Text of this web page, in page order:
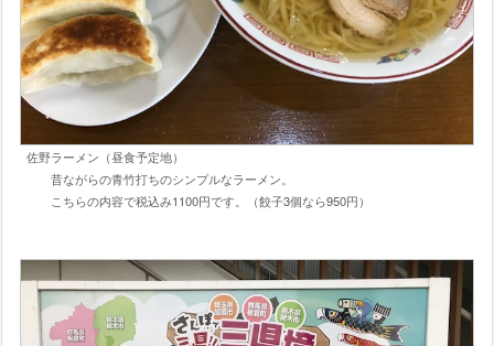
佐野ラーメン（昼食予定地）
昔ながらの青竹打ちのシンプルなラーメン。
こちらの内容で税込み1100円です。（餃子3個なら950円）